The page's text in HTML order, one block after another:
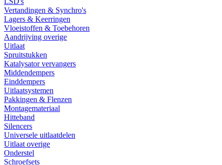
Vertandingen & Synchro's
Lagers & Keerringen
Vloeistoffen & Toebehoren
Aandrijving overige
Uitlaat
Spruitstukken
Katalysator vervangers
Middendempers
Einddempers
Uitlaatsystemen
Pakkingen & Flenzen
Montagemateriaal
Hitteband
Silencers
Universele uitlaatdelen
Uitlaat overige
Onderstel
Schroefsets